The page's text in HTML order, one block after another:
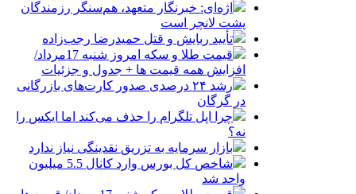
اژه‌ای: خبرنگار متعهد، هم‌سنگر رزمندگان
پشت لانچر است
تأیید ربایش و قتل حمیدرضا رجب‌زاده
قیمت طلا و سکه امروز شنبه 17مرداد/
افزایش همه قیمت ها + جدول و جزئیات
رشد ۲۴ درصدی صدور کارت‌های بازرگانی
در گرگان
چرا اپل تلگرام را حذف می‌کند اما ایکس را
نه؟
بازار سرمایه به تزریق نقدینگی نیاز ندارد
شاخص کل بورس وارد کانال 5.5 میلیون
واحد شد